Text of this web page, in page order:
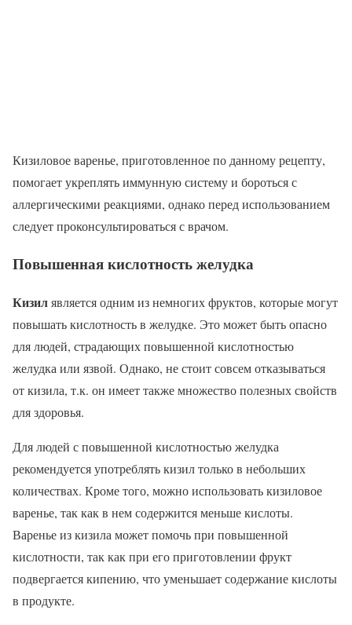
Кизиловое варенье, приготовленное по данному рецепту,
помогает укреплять иммунную систему и бороться с
аллергическими реакциями, однако перед использованием
следует проконсультироваться с врачом.
Повышенная кислотность желудка
Кизилявляется одним из немногих фруктов, которые могут
повышать кислотность в желудке. Это может быть опасно
для людей, страдающих повышенной кислотностью
желудка или язвой. Однако, не стоит совсем отказываться
от кизила, т.к. он имеет также множество полезных свойств
для здоровья.
Для людей с повышенной кислотностью желудка
рекомендуется употреблять кизил только в небольших
количествах. Кроме того, можно использовать кизиловое
варенье, так как в нем содержится меньше кислоты.
Варенье из кизила может помочь при повышенной
кислотности, так как при его приготовлении фрукт
подвергается кипению, что уменьшает содержание кислоты
в продукте.